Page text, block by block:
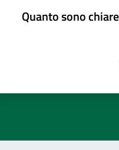
Quanto sono